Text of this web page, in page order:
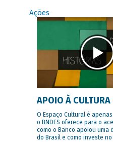
Ações
APOIO À CULTURA
O Espaço Cultural é
o BNDES oferece para o
como o Banco apoiou uma
do Brasil e como investe